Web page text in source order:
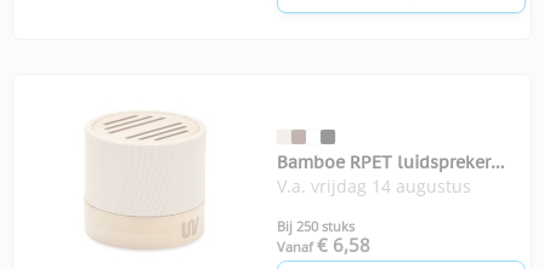
Bamboe RPET luidspreker
Bool
V.a. vrijdag 14 augustus
Bij 250 stuks
Vanaf € 6,58